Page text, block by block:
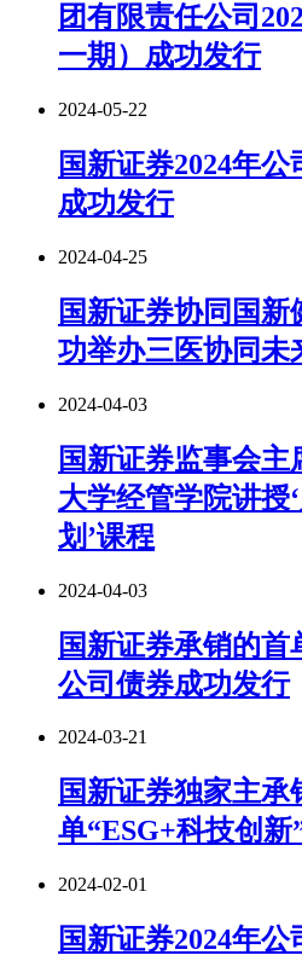
团有限责任公司
一期）成功发行
2024-05-22
国新证券2024年公
成功发行
2024-04-25
国新证券协同国
功举办三医协同未
2024-04-03
国新证券监事会
大学经管学院讲授
划’课程
2024-04-03
国新证券承销的首
公司债券成功发行
2024-03-21
国新证券独家主
单“ESG+科技创
2024-02-01
国新证券2024年公